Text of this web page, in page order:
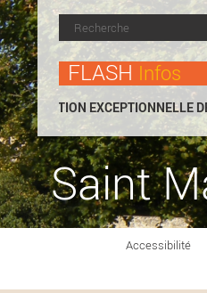
Saint
FLASH Infos
EXCEPTIONNELLE
Accessibilité